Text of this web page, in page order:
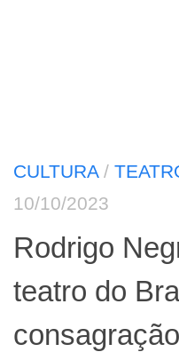
CULTURA/
10/10/2023
Rodrigo
teatro do